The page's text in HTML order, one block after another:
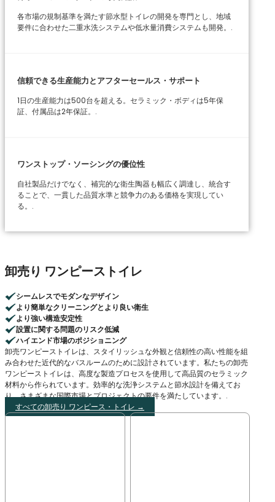
各市場の規制基準を満たす節水型トイレの開発を専門とし、地域
要件に合わせた二重水洗システムや低水量消費システムも開発。.
信頼できる生産能力とアフターセールス・サポート
1日の生産能力は500台を超える。セラミック・ボディは5年保
証、付属品は2年保証。.
ワンストップ・ソーシングの優位性
自社製品だけでなく、補完的な衛生陶器も幅広く調達し、統合す
ることで、一貫した品質水準と競争力のある価格を実現してい
る。.
卸売り ワンピーストイレ
シームレスでモダンなデザイン
より簡単なクリーニングとより良い衛生
より強い構造安定性
設置に関する問題のリスク低減
ハイエンド市場のポジショニング
卸売ワンピーストイレは、スタイリッシュな外観と信頼性の高い性能を組
み合わせた近代的なバスルームのために設計されています。私たちの卸売
ワンピーストイレは、高度な製造プロセスを使用して高品質のセラミック
材料から作られています。効率的な洗浄システムと節水設計を備えてお
り、さまざまな国際市場とプロジェクトの要件を満たしています。.
すべての卸売り ワンピース・トイレ →